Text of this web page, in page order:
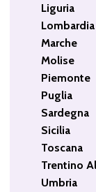
Liguria
Lombardia
Marche
Molise
Piemonte
Puglia
Sardegna
Sicilia
Toscana
Trentino
Umbria